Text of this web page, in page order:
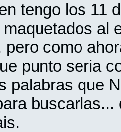
tengo los 11
al
pero como
punto seria
palabras que